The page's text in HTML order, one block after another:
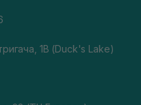
1В (Duck's Lake)